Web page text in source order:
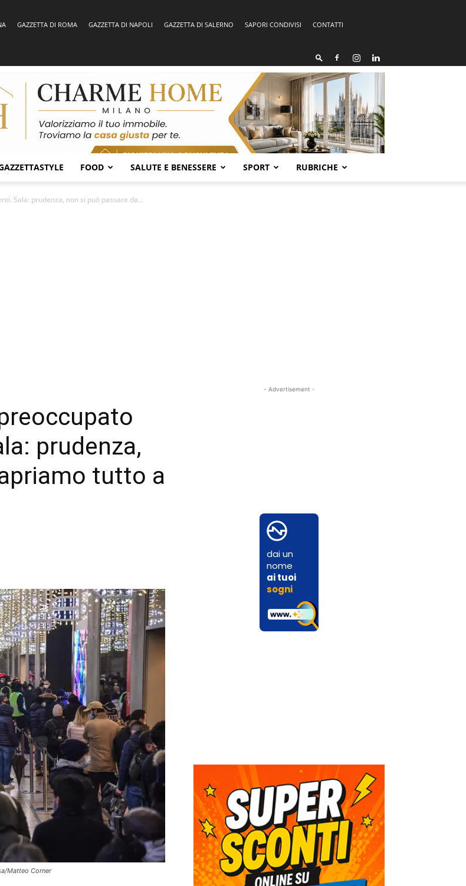
GAZZETTA DI ROMA GAZZETTA DI NAPOLI GAZZETTA DI SALERNO SAPORI CONDIVISI
CONTATTI
FOOD SALUTE E BENESSERE SPORT RUBRICHE
Sala: prudenza, non si può passare da...
prudenza,
tutto a
Matteo Corner
- Advertisement -